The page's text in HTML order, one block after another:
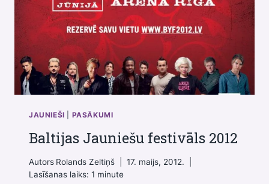
JAUNIEŠI PASĀKUMI
Baltijas Jauniešu festivāls 2012
Autors Rolands Zeltiņš
17. maijs, 2012.
Lasīšanas laiks: 1 minute